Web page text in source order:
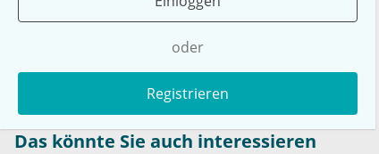
oder
Registrieren
Das könnte Sie auch interessieren